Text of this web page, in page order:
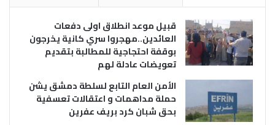
قبيل موعد انطلاق اولى دفعات
العائدين..مهجروا سري كانية يخرجون
بوقفة احتجاجية للمطالبة بتقديم
تعويضات عادلة لهم
الأمن العام التابع لسلطة دمشق يشن
حملة مداهمات و اعتقالات تعسفية
بحق شبان كرد بريف عفرين